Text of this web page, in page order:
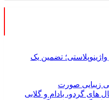
تضمین یک
زیبایی صورت